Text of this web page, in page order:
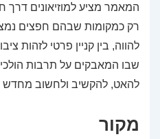
המאמר מציע למוזיאונים
רק כמקומות שבהם חפצים
להווה, בין קניין פרטי לזהות
שבו המאבקים על תרבות
להאט, להקשיב ולחשוב מחדש
מקור